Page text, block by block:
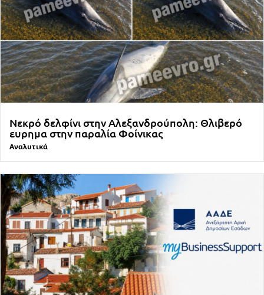
Νεκρό δελφίνι στην Αλεξανδρούπολη: Θλιβερό
ευρημα στην παραλία Φοίνικας
Αναλυτικά